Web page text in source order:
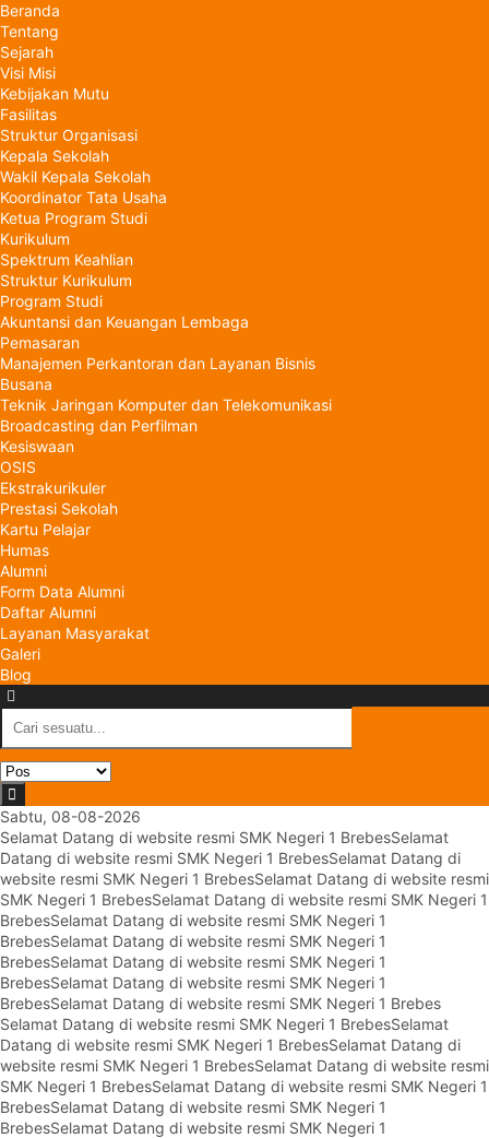
Beranda
Tentang
Sejarah
Visi Misi
Kebijakan Mutu
Fasilitas
Struktur Organisasi
Kepala Sekolah
Wakil Kepala Sekolah
Koordinator Tata Usaha
Ketua Program Studi
Kurikulum
Spektrum Keahlian
Struktur Kurikulum
Program Studi
Akuntansi dan Keuangan Lembaga
Pemasaran
Manajemen Perkantoran dan Layanan Bisnis
Busana
Teknik Jaringan Komputer dan Telekomunikasi
Broadcasting dan Perfilman
Kesiswaan
OSIS
Ekstrakurikuler
Prestasi Sekolah
Kartu Pelajar
Humas
Alumni
Form Data Alumni
Daftar Alumni
Layanan Masyarakat
Galeri
Blog
Sabtu, 08-08-2026
Selamat Datang di website resmi SMK Negeri 1 BrebesSelamat
Datang di website resmi SMK Negeri 1 BrebesSelamat Datang di
website resmi SMK Negeri 1 BrebesSelamat Datang di website resmi
SMK Negeri 1 BrebesSelamat Datang di website resmi SMK Negeri 1
BrebesSelamat Datang di website resmi SMK Negeri 1
BrebesSelamat Datang di website resmi SMK Negeri 1
BrebesSelamat Datang di website resmi SMK Negeri 1
BrebesSelamat Datang di website resmi SMK Negeri 1
BrebesSelamat Datang di website resmi SMK Negeri 1 Brebes
Selamat Datang di website resmi SMK Negeri 1 BrebesSelamat
Datang di website resmi SMK Negeri 1 BrebesSelamat Datang di
website resmi SMK Negeri 1 BrebesSelamat Datang di website resmi
SMK Negeri 1 BrebesSelamat Datang di website resmi SMK Negeri 1
BrebesSelamat Datang di website resmi SMK Negeri 1
BrebesSelamat Datang di website resmi SMK Negeri 1